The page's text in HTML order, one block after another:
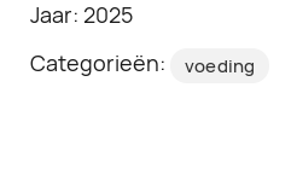
Jaar: 2025
Categorieën:
voeding